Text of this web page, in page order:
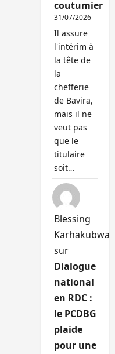
coutumier
31/07/2026
Il assure
l'intérim à
la tête de
la
chefferie
de Bavira,
mais il ne
veut pas
que le
titulaire
soit…
Blessing
Karhakubwa
sur
Dialogue
national
en RDC :
le PCDBG
plaide
pour une